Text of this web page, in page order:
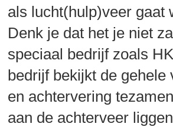
als lucht(hulp)veer gaat
Denk je dat het je niet
speciaal bedrijf zoals
bedrijf bekijkt de
en achtervering
aan de achterveer